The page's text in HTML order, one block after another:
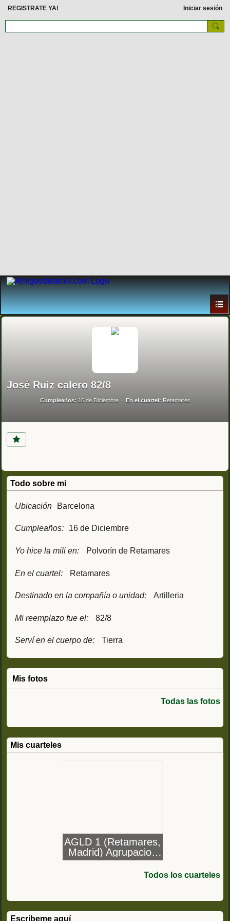
REGISTRATE YA! Iniciar sesión
José Ruiz calero 82/8
Cumpleaños: 16 de Diciembre En el cuartel: Retamares
Todo sobre mi
Ubicación Barcelona
Cumpleaños: 16 de Diciembre
Yo hice la mili en: Polvorín de Retamares
En el cuartel: Retamares
Destinado en la compañía o unidad: Artilleria
Mi reemplazo fue el: 82/8
Serví en el cuerpo de: Tierra
Mis fotos
Todas las fotos
Mis cuarteles
AGLD 1 (Retamares,
Madrid) Agrupacion
Logistica nº1 de la
División AcorazadaTodos los cuarteles
Escribeme aquí